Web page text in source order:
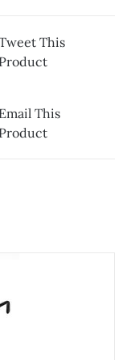
This
Product
Email This
Product